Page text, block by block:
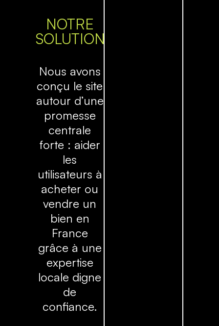
NOTRE
SOLUTION
Nous avons
conçu le site
autour d’une
promesse
centrale
forte : aider
les
utilisateurs à
acheter ou
vendre un
bien en
France
grâce à une
expertise
locale digne
de
confiance.